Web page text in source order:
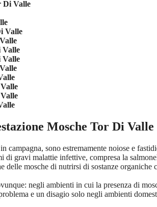
Di Valle
Valle
Valle
Valle
Mosche Tor Di Valle
campagna, sono estremamente noiose e
di gravi malattie infettive, compresa la
mosche di nutrirsi di sostanze
negli ambienti in cui la presenza di
e un disagio solo negli ambienti